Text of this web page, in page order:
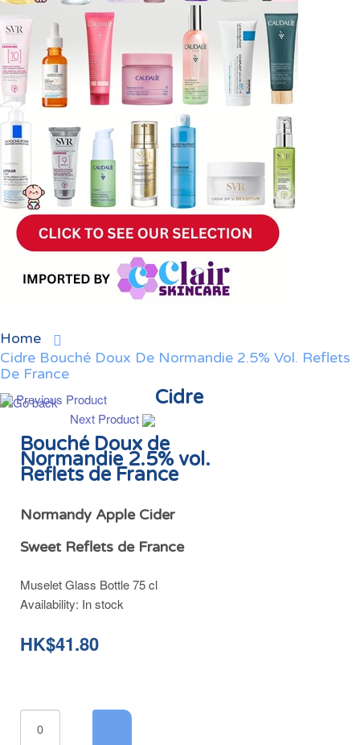
Home
Cidre Bouché Doux De Normandie 2.5% Vol. Reflets
De France
Previous Product
Next Product
Cidre
Bouché Doux de
Normandie 2.5% vol.
Reflets de France
Normandy Apple Cider
Sweet Reflets de France
Muselet Glass Bottle 75 cl
Availability: In stock
HK$41.80